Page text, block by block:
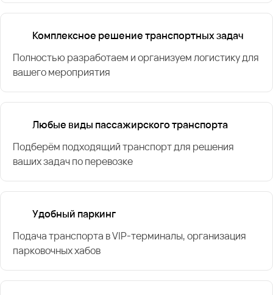
Комплексное решение транспортных задач
Полностью разработаем и организуем логистику для
вашего мероприятия
Любые виды пассажирского транспорта
Подберём подходящий транспорт для решения
ваших задач по перевозке
Удобный паркинг
Подача транспорта в VIP-терминалы, организация
парковочных хабов